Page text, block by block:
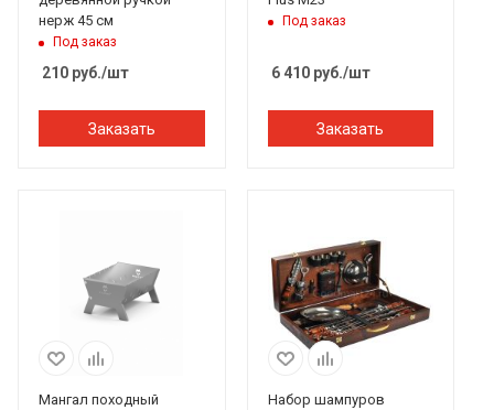
нерж 45 см
Под заказ
210 руб./шт
Заказать
Под заказ
6 410руб./шт
Заказать
Мангал походный
Набор шампуров